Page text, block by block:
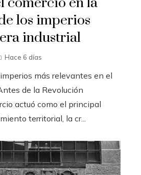
los imperios
industrial
Hace 6 días
más relevantes en el
de la Revolución
actuó como el principal
territorial, la cr...